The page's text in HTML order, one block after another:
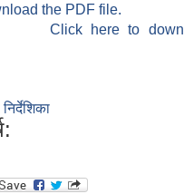
the PDF file.
Click here to